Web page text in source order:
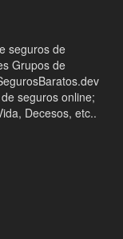
seguros de
Grupos de
seguros online;
Decesos, etc..